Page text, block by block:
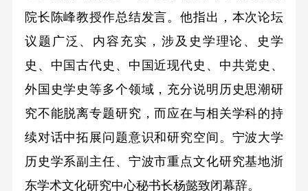
院长陈峰教授作总结发言。他指出，本次论坛
议题广泛、内容充实，涉及史学理论、史学
史、中国古代史、中国近现代史、中共党史、
外国史学史等多个领域，充分说明历史思潮研
究不能脱离专题研究，而应在与相关学科的持
续对话中拓展问题意识和研究空间。宁波大学
历史学系副主任、宁波市重点文化研究基地浙
东学术文化研究中心秘书长杨懿致闭幕辞。